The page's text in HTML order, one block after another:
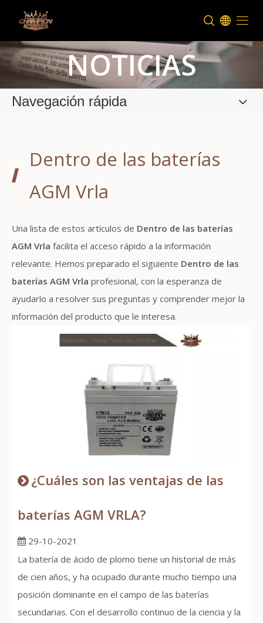
NOTICIAS
Navegación rápida
Dentro de las baterías
AGM Vrla
Una lista de estos artículos de Dentro de las baterías
AGM Vrla facilita el acceso rápido a la información
relevante. Hemos preparado el siguiente Dentro de las
baterías AGM Vrla profesional, con la esperanza de
ayudarlo a resolver sus preguntas y comprender mejor la
información del producto que le interesa.
¿Cuáles son las ventajas de las
baterías AGM VRLA?
29-10-2021
La batería de ácido de plomo tiene un historial de más
de cien años, y ha ocupado durante mucho tiempo una
posición dominante en el campo de las baterías
secundarias. Con el desarrollo continuo de la ciencia y la